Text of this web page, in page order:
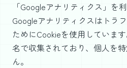
「Googleアナリティクス」を
Googleアナリティクスはトラ
ためにCookieを使用していま
名で収集されており、個人を
ん。